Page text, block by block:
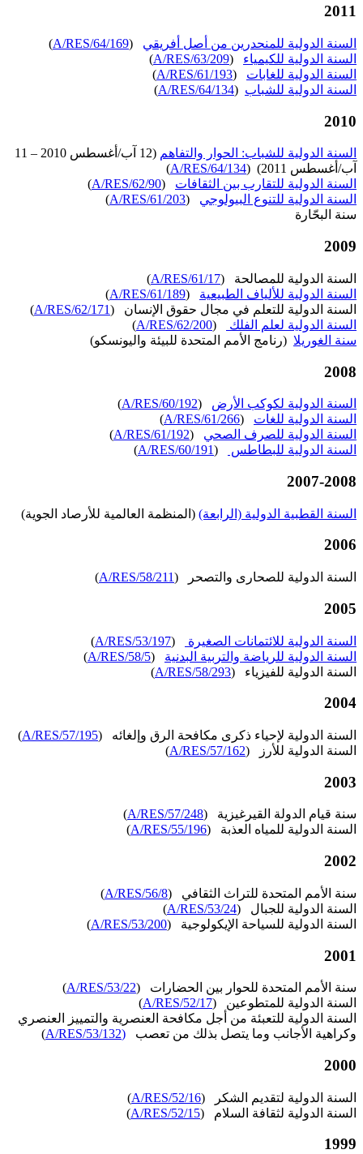
2011
السنة الدولية للمنحدرين من أصل أفريقي (
A/RES/64/169
)
السنة الدولية للكيمياء (
A/RES/63/209
)
السنة الدولية للغابات (
A/RES/61/193
)
السنة الدولية للشباب (
A/RES/64/134
)
2010
السنة الدولية للشباب: الحوار والتفاهم
(12 آب/أغسطس 2010 – 11
آب/أغسطس 2011) (
A/RES/64/134
)
السنة الدولية للتقارب بين الثقافات (
A/RES/62/90
)
السنة الدولية للتنوع البيولوجي (
A/RES/61/203
)
سنة البحّارة
2009
السنة الدولية للمصالحة (A/RES/61/17
)
السنة الدولية للألياف الطبيعية (
A/RES/61/189
)
السنة الدولية للتعلم في مجال حقوق الإنسان (A/RES/62/171
)
السنة الدولية لعلم الفلك
(
A/RES/62/200
)
سنة الغوريلا (رنامج الأمم المتحدة للبيئة واليونسكو)
2008
السنة الدولية لكوكب الأرض (
A/RES/60/192
)
السنة الدولية للغات (
A/RES/61/266
)
السنة الدولية للصرف الصحي (
A/RES/61/192
)
السنة الدولية للبطاطس
(
A/RES/60/191
)
2007-2008
السنة القطبية الدولية (الرابعة) (المنظمة العالمية للأرصاد الجوية)
2006
السنة الدولية للصحارى والتصحر (A/RES/58/211
)
2005
السنة الدولية للائتمانات الصغيرة (
A/RES/53/197
)
السنة الدولية للرياضة والتربية البدنية (
A/RES/58/5
)
السنة الدولية للفيزياء (A/RES/58/293
)
2004
السنة الدولية لإحياء ذكرى مكافحة الرق وإلغائه (A/RES/57/195
)
السنة الدولية للأرز (A/RES/57/162
)
2003
سنة قيام الدولة القيرغيزية (A/RES/57/248
)
السنة الدولية للمياه العذبة (A/RES/55/196
)
2002
سنة الأمم المتحدة للتراث الثقافي (A/RES/56/8
)
السنة الدولية للجبال (A/RES/53/24
)
السنة الدولية للسياحة الإيكولوجية (A/RES/53/200
)
2001
سنة الأمم المتحدة للحوار بين الحضارات (A/RES/53/22
)
السنة الدولية للمتطوعين (A/RES/52/17
)
السنة الدولية للتعبئة من أجل مكافحة العنصرية والتمييز العنصري
وكراهية الأجانب وما يتصل بذلك من تعصب (A/RES/53/132
)
2000
السنة الدولية لتقديم الشكر (A/RES/52/16
)
السنة الدولية لثقافة السلام (A/RES/52/15
)
1999